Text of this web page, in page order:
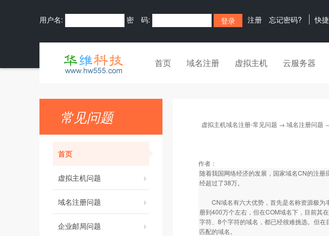
用户名: 密 码: 注册 忘记密码? 快
首页 域名注册 虚拟主机 云服务器
常见问题
首页
虚拟主机问题
域名注册问题
企业邮局问题
虚拟主机域名注册-常见问题 → 域名注册问题
作者：
随着我国网络经济的发展，国家域名CN的注
经超过了38万。
CN域名有六大优势，首先是名称资源极为
册到400万个左右，但在COM域名下，目前其
字符、8个字符的域名，都已经很难挑选。但
匹配的域名。